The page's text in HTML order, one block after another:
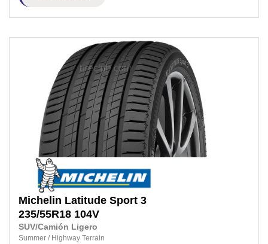
Michelin Latitude Sport 3
235/55R18 104V
SUV/Camión Ligero
Summer / Highway Terrain